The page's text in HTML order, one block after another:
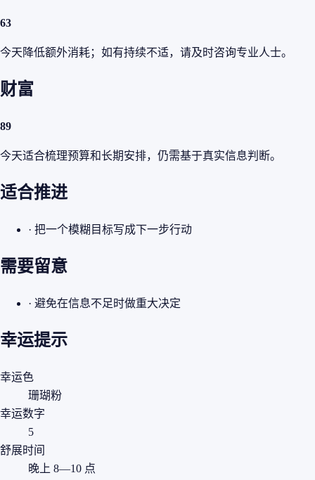
63
今天降低额外消耗；如有持续不适，请及时咨询专业人士。
财富
89
今天适合梳理预算和长期安排，仍需基于真实信息判断。
适合推进
· 把一个模糊目标写成下一步行动
需要留意
· 避免在信息不足时做重大决定
幸运提示
幸运色
珊瑚粉
幸运数字
5
舒展时间
晚上 8—10 点